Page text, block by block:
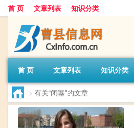
首 页 文章列表 知识分类
首 页 文章列表 知识分类
> 有关“闭塞”的文章